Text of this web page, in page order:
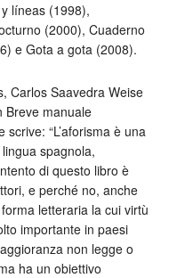
líneas (1998),
(2000), Cuaderno
e Gota a gota (2008).
Carlos Saavedra Weise
Breve manuale
“L’aforisma è una
spagnola,
di questo libro è
e perché no, anche
letteraria la cui virtù
importante in paesi
non legge o
ha un obiettivo